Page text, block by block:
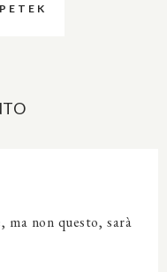
ma non questo, sarà